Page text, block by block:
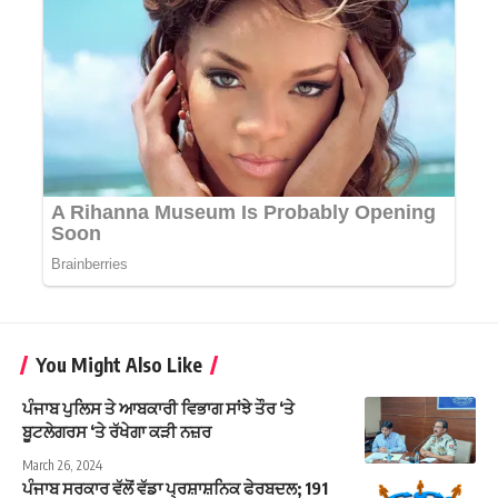
You Might Also Like
ਪੰਜਾਬ ਪੁਲਿਸ ਤੇ ਆਬਕਾਰੀ ਵਿਭਾਗ ਸਾਂਝੇ ਤੌਰ ‘ਤੇ
ਬੂਟਲੇਗਰਸ ‘ਤੇ ਰੱਖੇਗਾ ਕੜੀ ਨਜ਼ਰ
March 26, 2024
ਪੰਜਾਬ ਸਰਕਾਰ ਵੱਲੋਂ ਵੱਡਾ ਪ੍ਰਸ਼ਾਸ਼ਨਿਕ ਫੇਰਬਦਲ; 191